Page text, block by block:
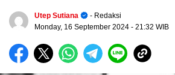
Utep Sutiana
- Redaksi
Monday, 16 September 2024 - 21:32 WIB